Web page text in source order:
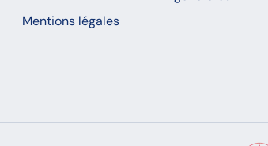
Mentions légales